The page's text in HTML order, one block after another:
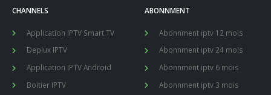
CHANNELS
Application IPTV Smart TV
Deplux IPTV
Application IPTV Android
Boitier IPTV
ABONNMENT
Abonnment iptv 12 mois
Abonnment iptv 24 mois
Abonnment iptv 6 mois
Abonnment iptv 3 mois